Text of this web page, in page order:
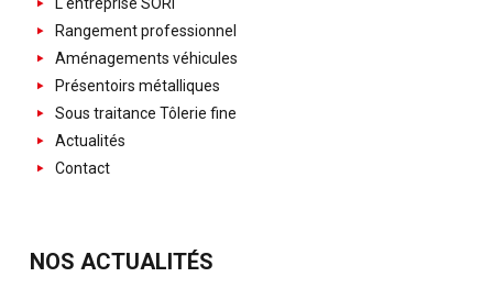
L'entreprise SORI
Rangement professionnel
Aménagements véhicules
Présentoirs métalliques
Sous traitance Tôlerie fine
Actualités
Contact
NOS ACTUALITÉS